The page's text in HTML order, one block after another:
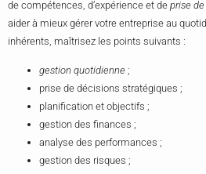
de compétences, d’expérience et de prise
aider à mieux gérer votre entreprise au
inhérents, maîtrisez les points suivants :
gestion quotidienne ;
prise de décisions stratégiques ;
planification et objectifs ;
gestion des finances ;
analyse des performances ;
gestion des risques ;